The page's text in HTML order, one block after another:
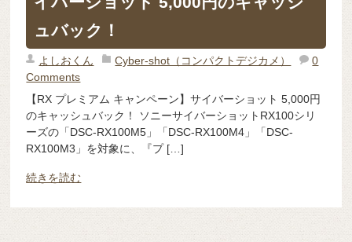
ュバック！
よしおくん Cyber-shot（コンパクトデジカメ）
0
Comments
【RX プレミアム キャンペーン】サイバーショット 5,000円
のキャッシュバック！ ソニーサイバーショットRX100シリ
ーズの「DSC-RX100M5」「DSC-RX100M4」「DSC-
RX100M3」を対象に、『プ […]
続きを読む